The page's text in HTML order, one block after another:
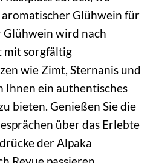
Glühwein für
Glühwein wird nach
mit sorgfältig
wie Zimt, Sternanis und
Ihnen ein authentisches
bieten. Genießen Sie die
über das Erlebte
der Alpaka